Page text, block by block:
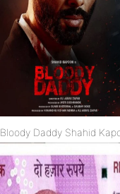
Bloody Daddy Shahid